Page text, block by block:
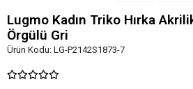
Lugmo Kadın Triko Hırka
Örgülü Gri
Ürün Kodu: LG-P2142S1873-7